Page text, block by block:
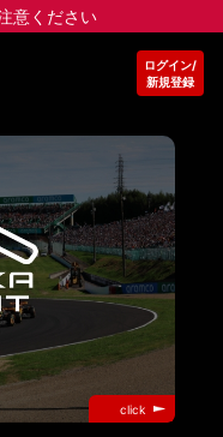
意ください
ログイン/
新規登録
click